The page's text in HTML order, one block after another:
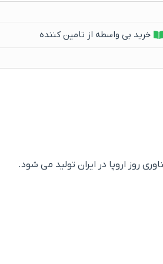
خرید بی واسطه از تامین کننده